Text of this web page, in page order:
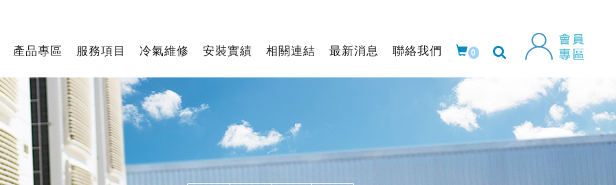
產品專區 服務項目 冷氣維修 安裝實績 相關連結 最新消息 聯絡我們 0